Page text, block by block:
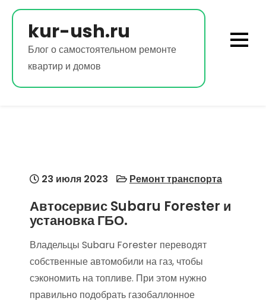
Перейти
содержимомуkur-ush.ru
Блог о самостоятельном ремонте
квартир и домов
23 июля 2023 Ремонт транспорта
Автосервис Subaru Forester и
установка ГБО.
Владельцы Subaru Forester переводят
собственные автомобили на газ, чтобы
сэкономить на топливе. При этом нужно
правильно подобрать газобаллонное